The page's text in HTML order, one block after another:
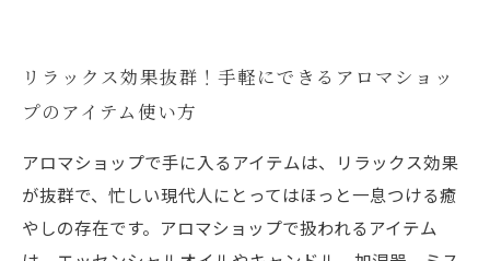
リラックス効果抜群！手軽にできるアロマショッ
プのアイテム使い方
アロマショップで手に入るアイテムは、リラックス効果
が抜群で、忙しい現代人にとってはほっと一息つける癒
やしの存在です。アロマショップで扱われるアイテム